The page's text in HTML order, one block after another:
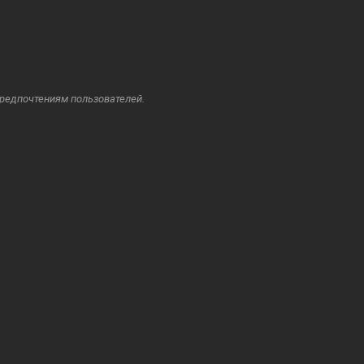
пользователей.